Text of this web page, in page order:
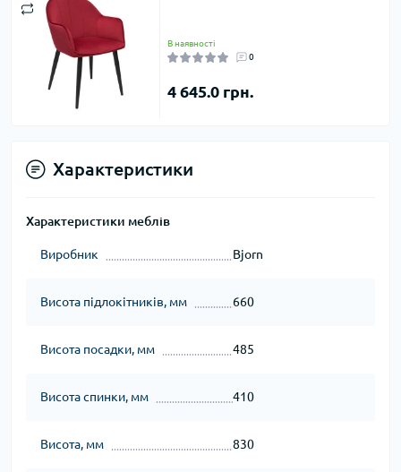
В наявності
0
4 645.0 грн.
Характеристики
Характеристики меблів
Виробник Bjorn
Висота підлокітників, мм 660
Висота посадки, мм 485
Висота спинки, мм 410
Висота, мм 830